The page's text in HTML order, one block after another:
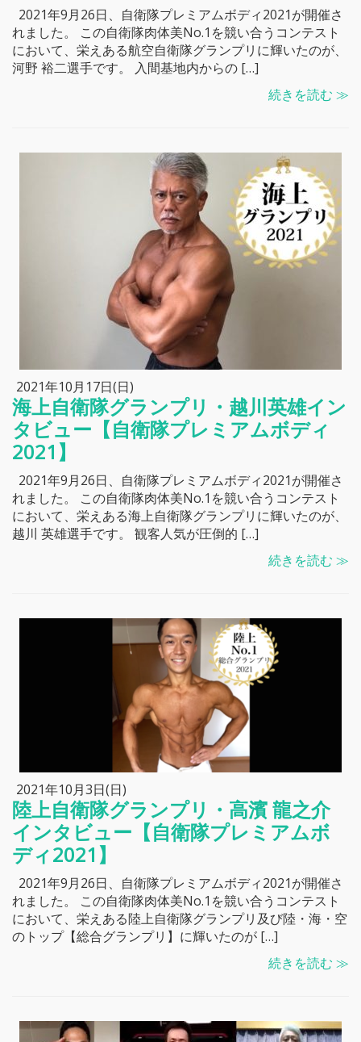
2021年9月26日、自衛隊プレミアムボディ2021が開催さ
れました。 この自衛隊肉体美No.1を競い合うコンテスト
において、栄えある航空自衛隊グランプリに輝いたのが、
河野 裕二選手です。 入間基地内からの […]
続きを読む ≫
2021年10月17日(日)
海上自衛隊グランプリ・越川英雄イン
タビュー【自衛隊プレミアムボディ
2021】
2021年9月26日、自衛隊プレミアムボディ2021が開催さ
れました。 この自衛隊肉体美No.1を競い合うコンテスト
において、栄えある海上自衛隊グランプリに輝いたのが、
越川 英雄選手です。 観客人気が圧倒的 […]
続きを読む ≫
2021年10月3日(日)
陸上自衛隊グランプリ・高濱 龍之介
インタビュー【自衛隊プレミアムボ
ディ2021】
2021年9月26日、自衛隊プレミアムボディ2021が開催さ
れました。 この自衛隊肉体美No.1を競い合うコンテスト
において、栄えある陸上自衛隊グランプリ及び陸・海・空
のトップ【総合グランプリ】に輝いたのが […]
続きを読む ≫